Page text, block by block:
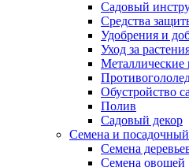
Садовый
Средства
Удобрения и
Уход за
Металлические
Обустройство
Полив
Садовый декор
Семена и
Семена
Семена овощей